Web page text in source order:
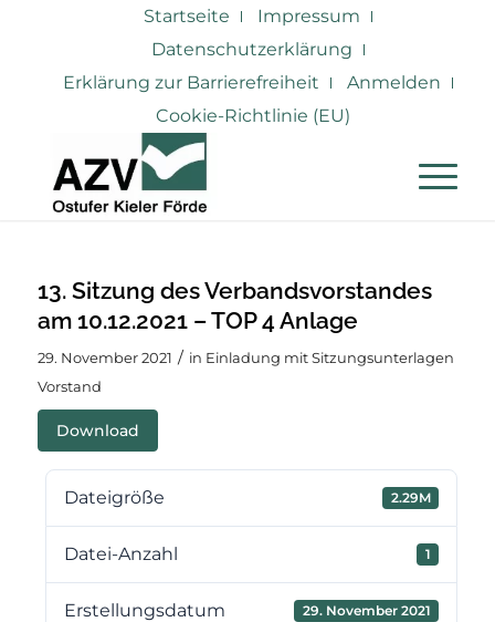
Startseite
Impressum
Datenschutzerklärung
Erklärung zur Barrierefreiheit
Anmelden
Cookie-Richtlinie (EU)
13. Sitzung des Verbandsvorstandes
am 10.12.2021 – TOP 4 Anlage
29. November 2021 / in Einladung mit Sitzungsunterlagen
Vorstand
Download
Dateigröße 2.29M
Datei-Anzahl 1
Erstellungsdatum 29. November 2021